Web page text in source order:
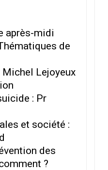
après-midi
de
Michel Lejoyeux
: Pr
et société :
des
?